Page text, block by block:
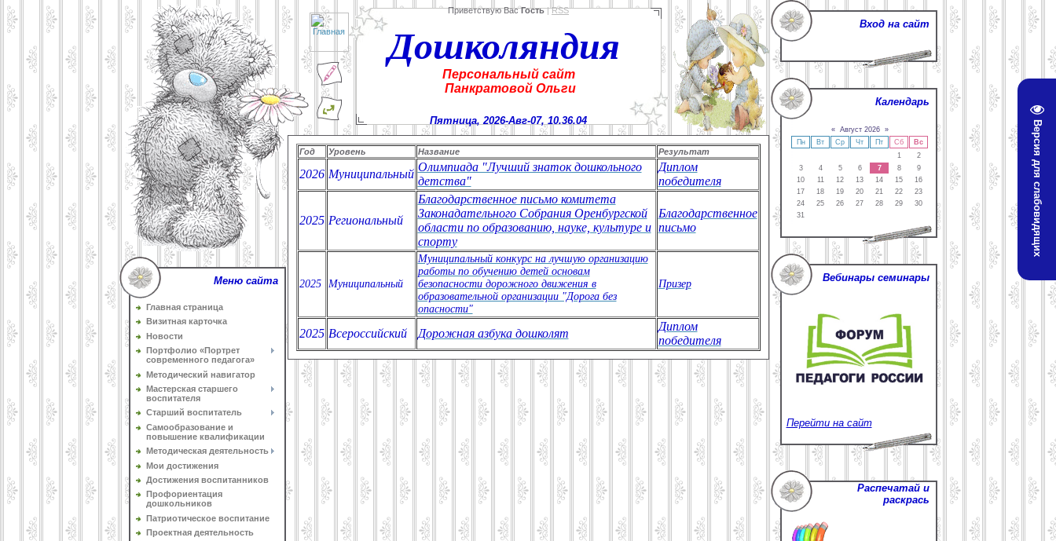
Версия для слабовидящих
Меню сайта
Главная страница
Визитная карточка
Новости
Портфолио «Портрет
современного педагога»
Методический навигатор
Мастерская старшего
воспитателя
Старший воспитатель
Самообразование и
повышение квалификации
Методическая деятельность
Мои достижения
Достижения воспитанников
Профориентация
дошкольников
Патриотическое воспитание
Проектная деятельность
Приветствую Вас Гость |RSS
Дошколяндия
Персональный сайт
Панкратовой Ольги
Пятница, 2026-Авг-07, 10.36.04
Год Уровень Название Результат
2026 Муниципальный
Олимпиада "Лучший знаток дошкольного
детства"
Диплом
победителя
2025 Региональный
Благодарственное письмо комитета
Законадательного Собрания Оренбургской
области по образованию, науке, культуре и
спорту
Благодарственное
письмо
2025 Муниципальный
Муниципальный конкурс на лучшую организацию
работы по обучению детей основам
безопасности дорожного движения в
образовательной организации "Дорога без
опасности"
Призер
2025 Всероссийский Дорожная азбука дошколят
Диплом
победителя
Вход на сайт
Календарь
« Август 2026
»
Пн
Вт Ср Чт Пт Сб
Вс
1
2
3
4 5 6 7 8
9
10
11 12 13 14 15
16
17
18 19 20 21 22
23
24
25 26 27 28 29
30
31
Вебинары семинары
Перейти на сайт
Распечатай и
раскрась